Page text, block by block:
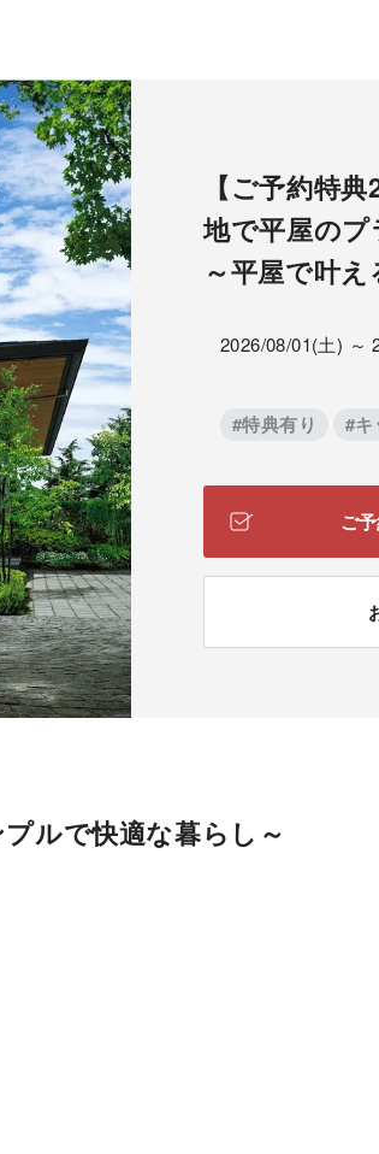
【ご予約特
地で平屋の
～平屋で叶
2026/08/01(土) ～
#特典有り #キ
ご
ルで快適な暮らし～